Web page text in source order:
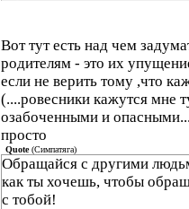
Вот тут есть над чем
родителям - это их
если не верить тому ,что
(....ровесники кажутся мне
озабоченными и
просто
Quote(Симпатяга)
Обращайся с другими
как ты хочешь, чтобы
с тобой!